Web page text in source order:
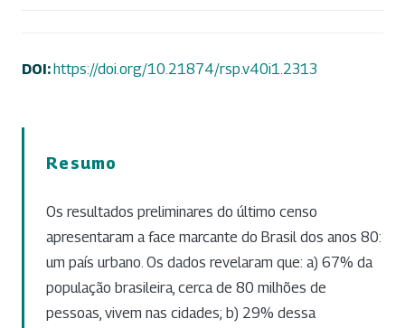
DOI:https://doi.org/10.21874/rsp.v40i1.2313
Resumo
Os resultados preliminares do último censo
apresentaram a face marcante do Brasil dos anos 80:
um país urbano. Os dados revelaram que: a) 67% da
população brasileira, cerca de 80 milhões de
pessoas, vivem nas cidades; b) 29% dessa